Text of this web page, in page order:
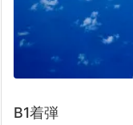
B1着弾